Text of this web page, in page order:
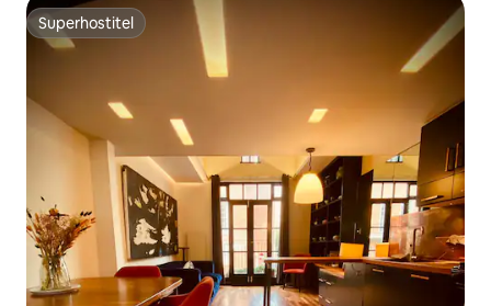
Superhostiteľ
Superhostiteľ